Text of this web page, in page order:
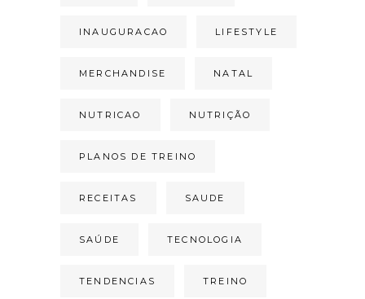
INAUGURACAO LIFESTYLE
MERCHANDISE NATAL
NUTRICAO NUTRIÇÃO
PLANOS DE TREINO
RECEITAS SAUDE
SAÚDE TECNOLOGIA
TENDENCIAS TREINO